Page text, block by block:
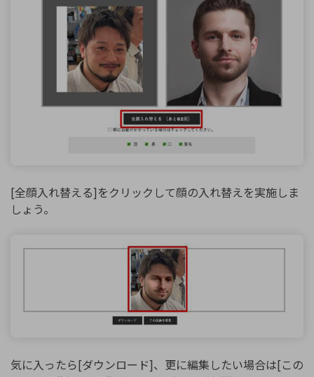
[全顔入れ替える]をクリックして顔の入れ替えを実施しま
しょう。
気に入ったら[ダウンロード]、更に編集したい場合は[この